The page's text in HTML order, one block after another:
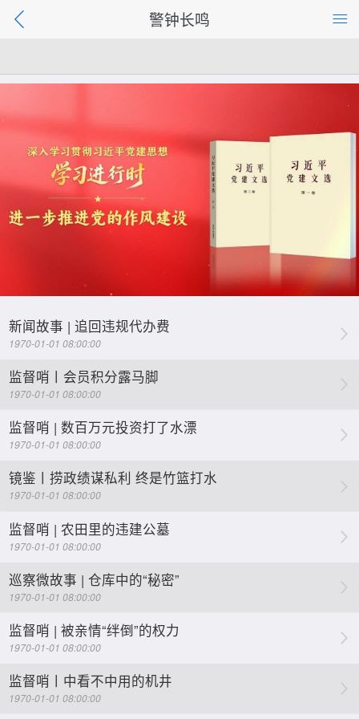
警钟长鸣
新闻故事 | 追回违规代办费
1970-01-01 08:00:00
监督哨丨会员积分露马脚
1970-01-01 08:00:00
监督哨 | 数百万元投资打了水漂
1970-01-01 08:00:00
镜鉴丨捞政绩谋私利 终是竹篮打水
1970-01-01 08:00:00
监督哨 | 农田里的违建公墓
1970-01-01 08:00:00
巡察微故事 | 仓库中的“秘密”
1970-01-01 08:00:00
监督哨 | 被亲情“绊倒”的权力
1970-01-01 08:00:00
监督哨丨中看不中用的机井
1970-01-01 08:00:00